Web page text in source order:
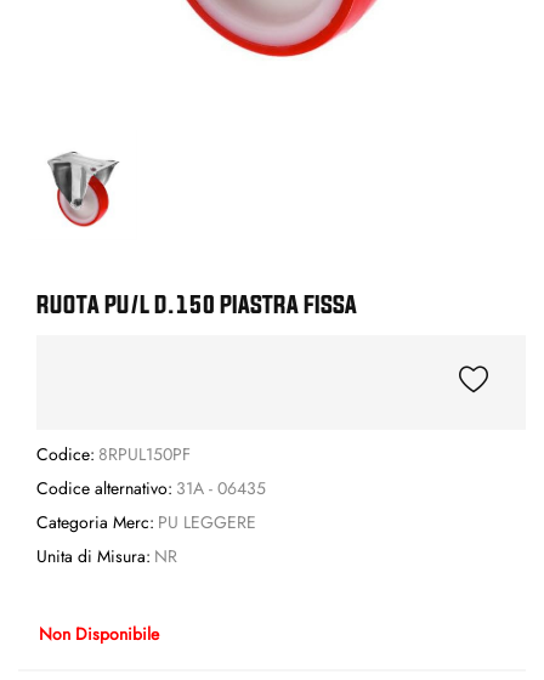
RUOTA PU/L D.150 PIASTRA FISSA
Codice: 8RPUL150PF
Codice alternativo: 31A - 06435
Categoria Merc: PU LEGGERE
Unita di Misura: NR
Non Disponibile